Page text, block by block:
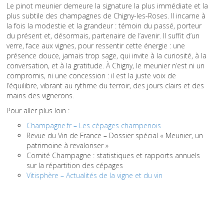
Le pinot meunier demeure la signature la plus immédiate et la
plus subtile des champagnes de Chigny-les-Roses. Il incarne à
la fois la modestie et la grandeur : témoin du passé, porteur
du présent et, désormais, partenaire de l’avenir. Il suffit d’un
verre, face aux vignes, pour ressentir cette énergie : une
présence douce, jamais trop sage, qui invite à la curiosité, à la
conversation, et à la gratitude. À Chigny, le meunier n’est ni un
compromis, ni une concession : il est la juste voix de
l’équilibre, vibrant au rythme du terroir, des jours clairs et des
mains des vignerons.
Pour aller plus loin :
Champagne.fr – Les cépages champenois
Revue du Vin de France – Dossier spécial « Meunier, un
patrimoine à revaloriser »
Comité Champagne : statistiques et rapports annuels
sur la répartition des cépages
Vitisphère – Actualités de la vigne et du vin